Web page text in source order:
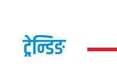
ट्रेन्डिङ